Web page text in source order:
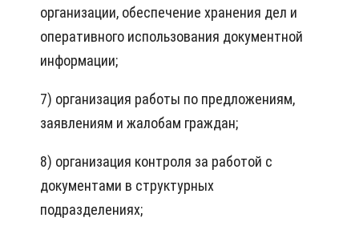
организации, обеспечение хранения дел и
оперативного использования документной
информации;
7) организация работы по предложениям,
заявлениям и жалобам граждан;
8) организация контроля за работой с
документами в структурных
подразделениях;